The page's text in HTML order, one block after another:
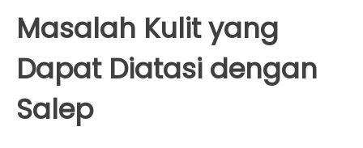
Masalah Kulit yang
Dapat Diatasi dengan
Salep